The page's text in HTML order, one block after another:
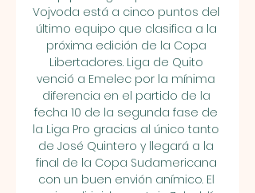
Vojvoda está a cinco puntos del
último equipo que clasifica a la
próxima edición de la Copa
Libertadores. Liga de Quito
venció a Emelec por la mínima
diferencia en el partido de la
fecha 10 de la segunda fase de
la Liga Pro gracias al único tanto
de José Quintero y llegará a la
final de la Copa Sudamericana
con un buen envión anímico. El